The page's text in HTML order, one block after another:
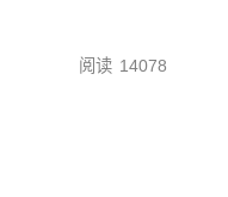
阅读 14078